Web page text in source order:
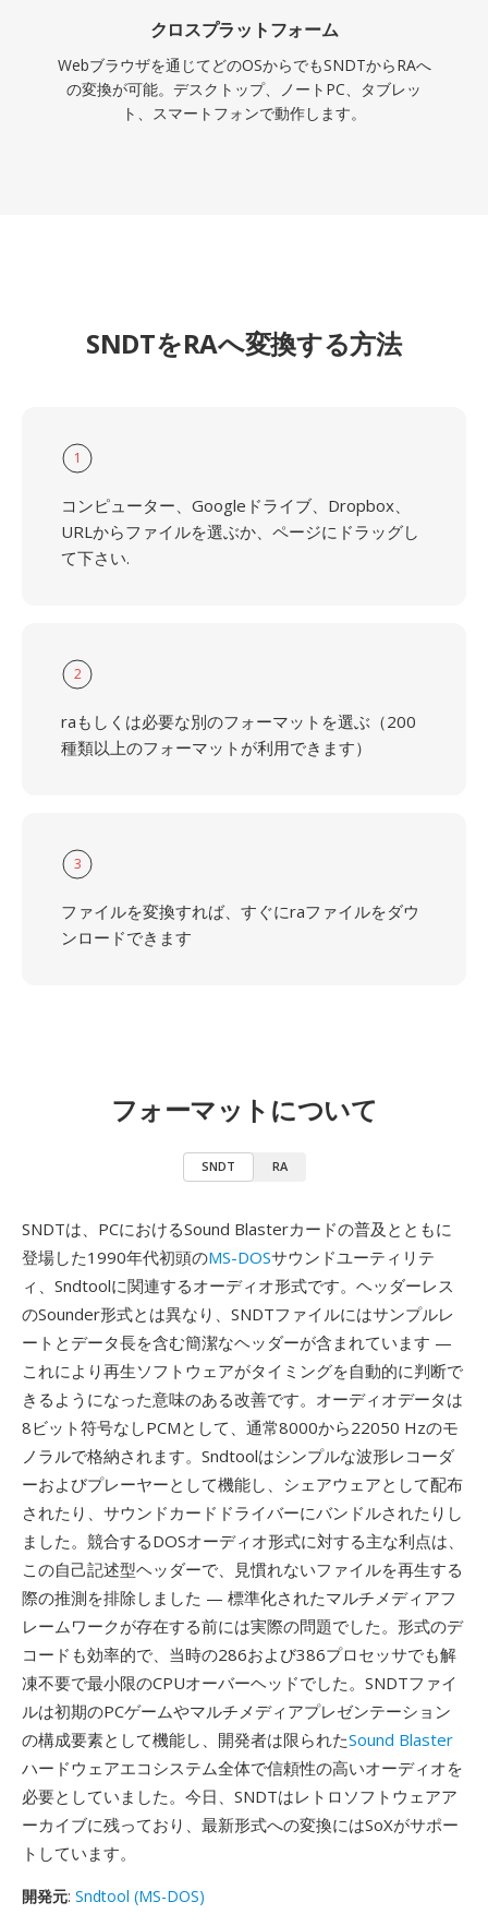
クロスプラットフォーム
Webブラウザを通じてどのOSからでもSNDTからRAへ
の変換が可能。デスクトップ、ノートPC、タブレッ
ト、スマートフォンで動作します。
SNDTをRAへ変換する方法
1
コンピューター、Googleドライブ、Dropbox、
URLからファイルを選ぶか、ページにドラッグし
て下さい.
2
raもしくは必要な別のフォーマットを選ぶ（200
種類以上のフォーマットが利用できます）
3
ファイルを変換すれば、すぐにraファイルをダウ
ンロードできます
フォーマットについて
SNDT RA
SNDTは、PCにおけるSound Blasterカードの普及とともに
登場した1990年代初頭のMS-DOSサウンドユーティリテ
ィ、Sndtoolに関連するオーディオ形式です。ヘッダーレス
のSounder形式とは異なり、SNDTファイルにはサンプルレ
ートとデータ長を含む簡潔なヘッダーが含まれています —
これにより再生ソフトウェアがタイミングを自動的に判断で
きるようになった意味のある改善です。オーディオデータは
8ビット符号なしPCMとして、通常8000から22050 Hzのモ
ノラルで格納されます。Sndtoolはシンプルな波形レコーダ
ーおよびプレーヤーとして機能し、シェアウェアとして配布
されたり、サウンドカードドライバーにバンドルされたりし
ました。競合するDOSオーディオ形式に対する主な利点は、
この自己記述型ヘッダーで、見慣れないファイルを再生する
際の推測を排除しました — 標準化されたマルチメディアフ
レームワークが存在する前には実際の問題でした。形式のデ
コードも効率的で、当時の286および386プロセッサでも解
凍不要で最小限のCPUオーバーヘッドでした。SNDTファイ
ルは初期のPCゲームやマルチメディアプレゼンテーション
の構成要素として機能し、開発者は限られたSound Blaster
ハードウェアエコシステム全体で信頼性の高いオーディオを
必要としていました。今日、SNDTはレトロソフトウェアア
ーカイブに残っており、最新形式への変換にはSoXがサポー
トしています。
開発元: Sndtool (MS-DOS)